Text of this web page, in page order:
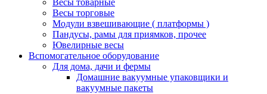
Весы товарные
Весы торговые
Модули взвешивающие ( платформы )
Пандусы, рамы для приямков, прочее
Ювелирные весы
Вспомогательное оборудование
Для дома, дачи и фермы
Домашние вакуумные упаковщики и
вакуумные пакеты